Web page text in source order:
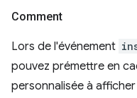
Comment
Lors de l'événement
pouvez prémettre en
personnalisée à